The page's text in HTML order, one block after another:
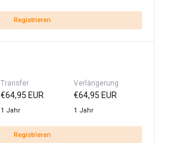
Registrieren
Transfer
€64,95 EUR
1 Jahr
Verlängerung
€64,95 EUR
1 Jahr
Registrieren